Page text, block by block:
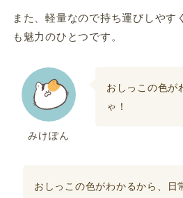
また、軽量なので持ち運びしやす
も魅力のひとつです。
みけぽん
おしっこの色が
ゃ！
おしっこの色がわかるから、日